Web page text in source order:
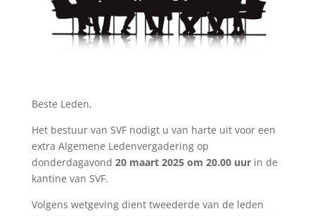
Beste Leden,
Het bestuur van SVF nodigt u van harte uit voor een
extra Algemene Ledenvergadering op
donderdagavond 20 maart 2025 om 20.00 uurin de
kantine van SVF.
Volgens wetgeving dient tweederde van de leden